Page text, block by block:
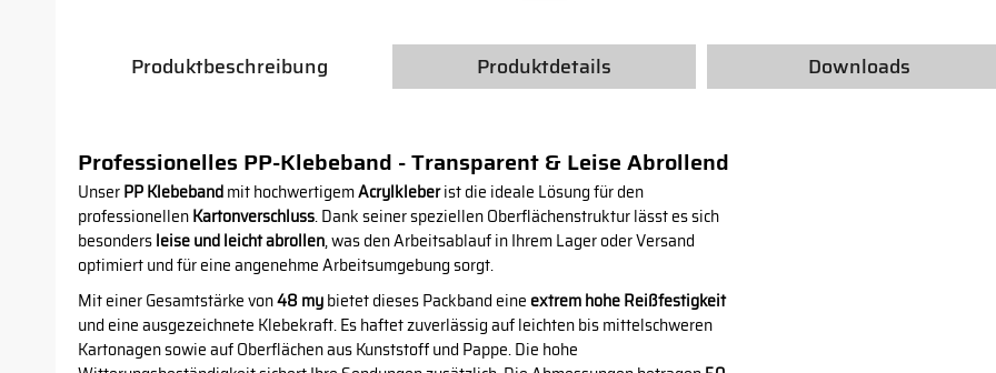
Produktbeschreibung Produktdetails Downloads
Professionelles PP-Klebeband - Transparent & Leise Abrollend
UnserPP Klebebandmit hochwertigemAcrylkleberist die ideale Lösung für den
professionellenKartonverschluss. Dank seiner speziellen Oberflächenstruktur lässt es sich
besondersleise und leicht abrollen, was den Arbeitsablauf in Ihrem Lager oder Versand
optimiert und für eine angenehme Arbeitsumgebung sorgt.
Mit einer Gesamtstärke von48 mybietet dieses Packband eine extrem hohe Reißfestigkeit
und eine ausgezeichnete Klebekraft. Es haftet zuverlässig auf leichten bis mittelschweren
Kartonagen sowie auf Oberflächen aus Kunststoff und Pappe. Die hohe